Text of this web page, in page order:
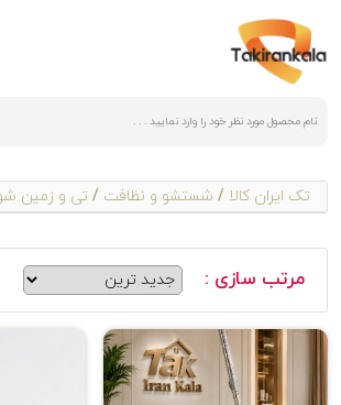
تک ایران کالا / شستشو و نظافت / تی و زمین
مرتب سازی :